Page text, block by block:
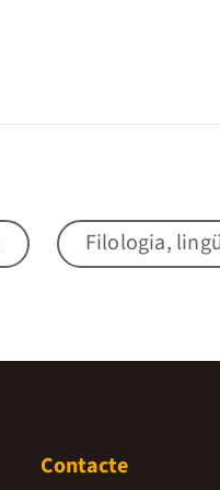
Filologia,
Contacte